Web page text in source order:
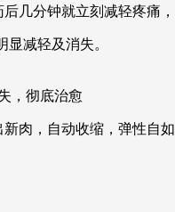
几分钟就立刻减轻疼痛，
减轻及消失。
，彻底治愈
肉，自动收缩，弹性自